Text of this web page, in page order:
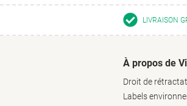
LIVRAISON
À propos de
Droit de
Labels